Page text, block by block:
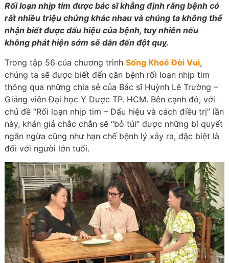
Rối loạn nhịp tim được bác sĩ khẳng định rằng bệnh có
rất nhiều triệu chứng khác nhau và chúng ta không thể
nhận biết được dấu hiệu của bệnh, tuy nhiên nếu
không phát hiện sớm sẽ dẫn đến đột quỵ.
Trong tập 56 của chương trình Sống Khoẻ Đời Vui,
chúng ta sẽ được biết đến căn bệnh rối loạn nhịp tim
thông qua những chia sẻ của Bác sĩ Huỳnh Lê Trường –
Giảng viên Đại học Y Dược TP. HCM. Bên cạnh đó, với
chủ đề “Rối loạn nhịp tim – Dấu hiệu và cách điều trị” lần
này, khán giả chắc chắn sẽ “bỏ túi” được những bí quyết
ngăn ngừa cũng như hạn chế bệnh lý xảy ra, đặc biệt là
đối với người lớn tuổi.